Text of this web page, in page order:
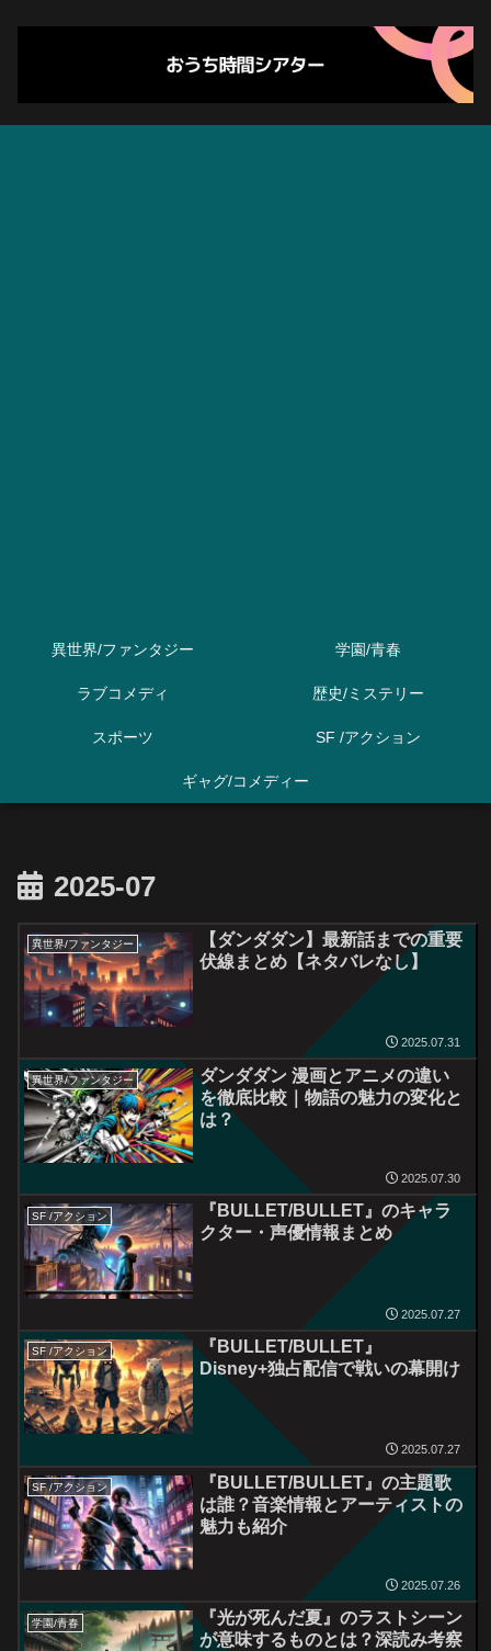
異世界/ファンタジー 学園/青春
ラブコメディ 歴史/ミステリー
スポーツ SF /アクション
ギャグ/コメディー
2025-07
異世界/ファンタジー
【ダンダダン】最新話までの重要
伏線まとめ【ネタバレなし】
2025.07.31
異世界/ファンタジー
ダンダダン 漫画とアニメの違い
を徹底比較｜物語の魅力の変化と
は？
2025.07.30
SF /アクション
『BULLET/BULLET』のキャラ
クター・声優情報まとめ
2025.07.27
SF /アクション
『BULLET/BULLET』
Disney+独占配信で戦いの幕開け
2025.07.27
SF /アクション
『BULLET/BULLET』の主題歌
は誰？音楽情報とアーティストの
魅力も紹介
2025.07.26
学園/青春
『光が死んだ夏』のラストシーン
が意味するものとは？深読み考察